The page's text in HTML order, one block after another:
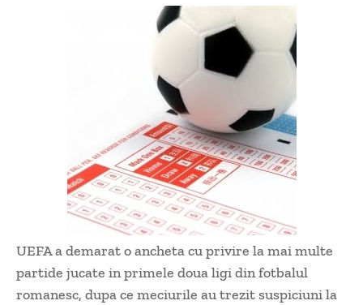
UEFA a demarat o ancheta cu privire la mai multe
partide jucate in primele doua ligi din fotbalul
romanesc, dupa ce meciurile au trezit suspiciuni la